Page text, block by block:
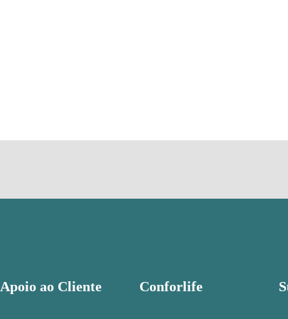
Apoio ao Cliente Conforlife